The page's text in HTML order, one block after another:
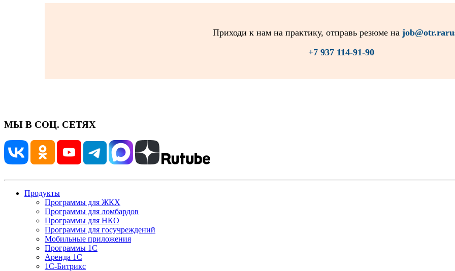
Приходи к нам на практику, отправь резюме на
+7 937 114-91-90
МЫ В СОЦ. СЕТЯХ
Продукты
Программы для ЖКХ
Программы для ломбардов
Программы для НКО
Программы для госучреждений
Мобильные приложения
Программы 1С
Аренда 1С
1С-Битрикс